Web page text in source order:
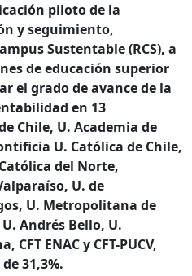
piloto de la
y seguimiento,
Sustentable (RCS), a
de educación superior
el grado de avance de la
en 13
Chile, U. Academia de
U. Católica de Chile,
del Norte,
U. de
U. Metropolitana de
Andrés Bello, U.
ENAC y CFT-PUCV,
31,3%.